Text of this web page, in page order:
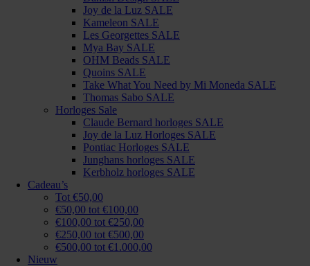
Joy de la Luz SALE
Kameleon SALE
Les Georgettes SALE
Mya Bay SALE
OHM Beads SALE
Quoins SALE
Take What You Need by Mi Moneda SALE
Thomas Sabo SALE
Horloges Sale
Claude Bernard horloges SALE
Joy de la Luz Horloges SALE
Pontiac Horloges SALE
Junghans horloges SALE
Kerbholz horloges SALE
Cadeau’s
Tot €50,00
€50,00 tot €100,00
€100,00 tot €250,00
€250,00 tot €500,00
€500,00 tot €1.000,00
Nieuw